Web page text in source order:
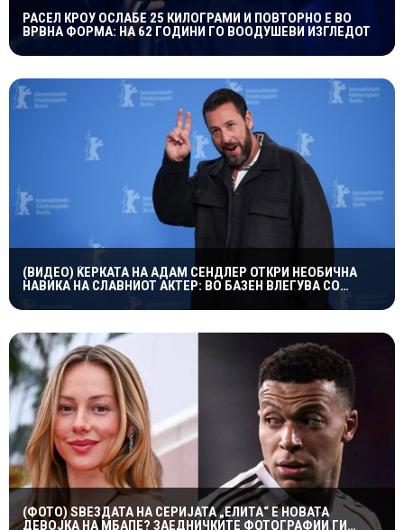
РАСЕЛ КРОУ ОСЛАБЕ 25 КИЛОГРАМИ И ПОВТОРНО Е ВО
ВРВНА ФОРМА: НА 62 ГОДИНИ ГО ВООДУШЕВИ ИЗГЛЕДОТ
(ВИДЕО) ЌЕРКАТА НА АДАМ СЕНДЛЕР ОТКРИ НЕОБИЧНА
НАВИКА НА СЛАВНИОТ АКТЕР: ВО БАЗЕН ВЛЕГУВА СО
(ФОТО) ЅВЕЗДАТА НА СЕРИЈАТА „ЕЛИТА“ Е НОВАТА
ДЕВОЈКА НА МБАПЕ? ЗАЕДНИЧКИТЕ ФОТОГРАФИИ ГИ